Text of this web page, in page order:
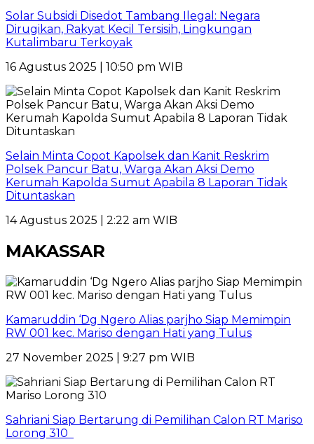
Solar Subsidi Disedot Tambang Ilegal: Negara
Dirugikan, Rakyat Kecil Tersisih, Lingkungan
Kutalimbaru Terkoyak
16 Agustus 2025 | 10:50 pm WIB
Selain Minta Copot Kapolsek dan Kanit Reskrim
Polsek Pancur Batu, Warga Akan Aksi Demo
Kerumah Kapolda Sumut Apabila 8 Laporan Tidak
Dituntaskan
14 Agustus 2025 | 2:22 am WIB
MAKASSAR
Kamaruddin ‘Dg Ngero Alias parjho Siap Memimpin
RW 001 kec. Mariso dengan Hati yang Tulus
27 November 2025 | 9:27 pm WIB
Sahriani Siap Bertarung di Pemilihan Calon RT Mariso
Lorong 310